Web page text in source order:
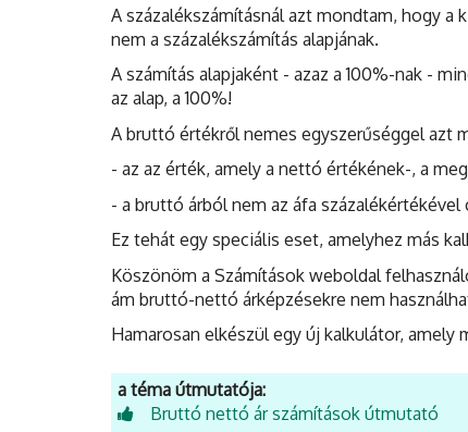
A százalékszámításnál azt mondtam, hogy
nem a százalékszámítás alapjának.
A számítás alapjaként - azaz a 100%-nak -
az alap, a 100%!
A bruttó értékről nemes egyszerűséggel azt
- az az érték, amely a nettó értékének-, a
- a bruttó árból nem az áfa
Ez tehát egy speciális eset, amelyhez más
Köszönöm a Számítások weboldal
ám bruttó-nettó árképzésekre nem
Hamarosan elkészül egy új kalkulátor, amely
a téma útmutatója:
Bruttó nettó ár számítások útmutató